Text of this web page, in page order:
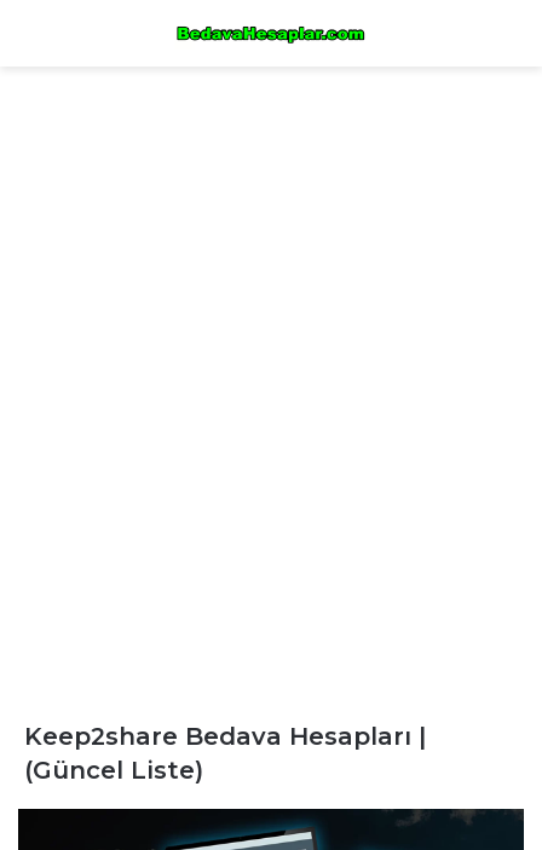
Keep2share Bedava Hesapları |
(Güncel Liste)